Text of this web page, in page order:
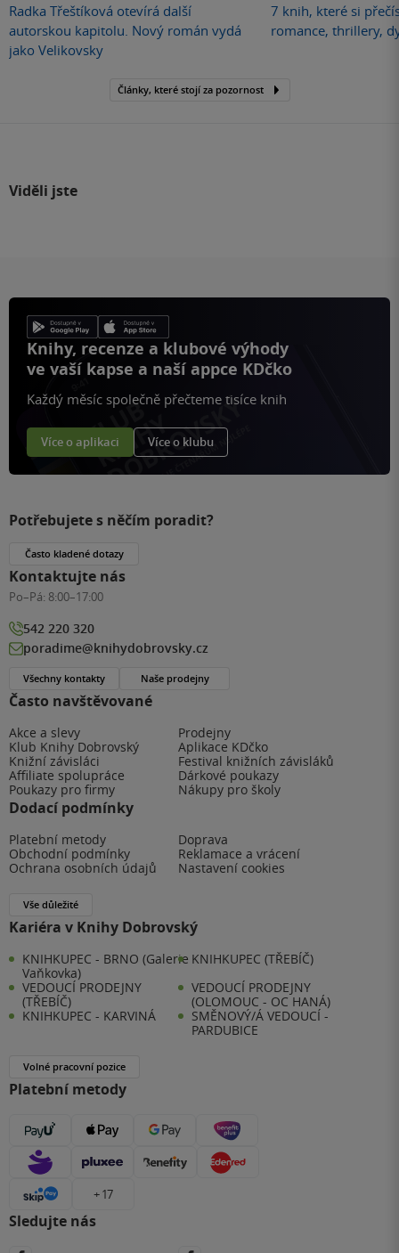
Radka Třeštíková otevírá další
autorskou kapitolu. Nový román vydá
jako Velikovsky
7 knih, které si
romance, thrillery,
Články, které stojí za pozornost
Viděli jste
Knihy, recenze a klubové výhody
ve vaší kapse a naší appce KDčko
Každý měsíc společně přečteme tisíce knih
Více o aplikaci Více o klubu
Často navštěvované
Akce a slevy
Prodejny
Klub Knihy Dobrovský
Aplikace KDčko
Knižní závisláci
Festival knižních závisláků
Affiliate spolupráce
Dárkové poukazy
Poukazy pro firmy
Nákupy pro školy
Dodací podmínky
Platební metody
Doprava
Obchodní podmínky
Reklamace a vrácení
Ochrana osobních údajů
Nastavení cookies
Vše důležité
Kariéra v Knihy Dobrovský
KNIHKUPEC - BRNO (Galerie
Vaňkovka)
KNIHKUPEC (TŘEBÍČ)
VEDOUCÍ PRODEJNY
(TŘEBÍČ)
VEDOUCÍ PRODEJNY
(OLOMOUC - OC HANÁ)
KNIHKUPEC - KARVINÁ
SMĚNOVÝ/Á VEDOUCÍ -
PARDUBICE
Volné pracovní pozice
Platební metody
+ 17
Sledujte nás
Potřebujete s něčím poradit?
Často kladené dotazy
Kontaktujte nás
Po–Pá: 8:00–17:00
542 220 320
poradime@knihydobrovsky.cz
Všechny kontakty Naše prodejny